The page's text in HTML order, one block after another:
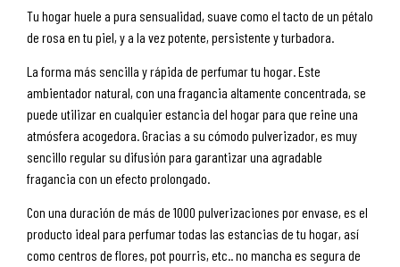
Tu hogar huele a pura sensualidad, suave como el tacto de un pétalo
de rosa en tu piel, y a la vez potente, persistente y turbadora.
La forma más sencilla y rápida de perfumar tu hogar. Este
ambientador natural, con una fragancia altamente concentrada, se
puede utilizar en cualquier estancia del hogar para que reine una
atmósfera acogedora. Gracias a su cómodo pulverizador, es muy
sencillo regular su difusión para garantizar una agradable
fragancia con un efecto prolongado.
Con una duración de más de 1000 pulverizaciones por envase, es el
producto ideal para perfumar todas las estancias de tu hogar, así
como centros de flores, pot pourris, etc.. no mancha es segura de